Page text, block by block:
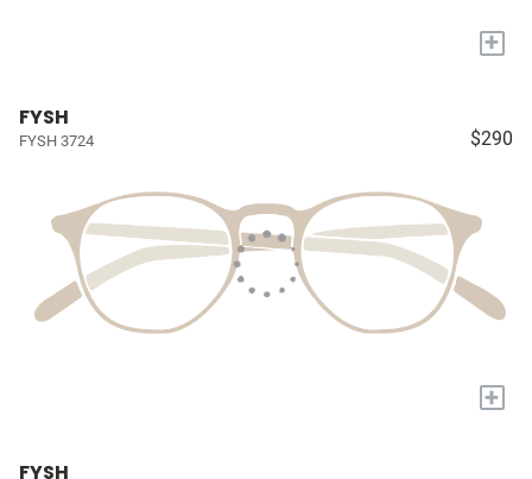
+
FYSH
FYSH 3724 $290
+
FYSH